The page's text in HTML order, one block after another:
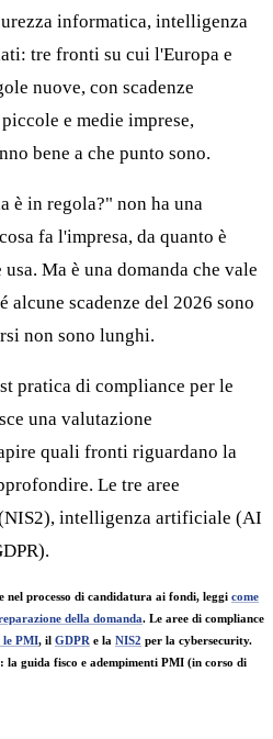
informatica, intelligenza
tre fronti su cui l'Europa e
nuove, con scadenze
e medie imprese,
bene a che punto sono.
è in regola?" non ha una
fa l'impresa, da quanto è
Ma è una domanda che vale
alcune scadenze del 2026 sono
non sono lunghi.
pratica di compliance per le
una valutazione
quali fronti riguardano la
Le tre aree
intelligenza artificiale (AI
nel processo di candidatura ai fondi, leggi come
della domanda. Le aree di compliance
le PMI, il GDPR e la NIS2 per la cybersecurity.
guida fisco e adempimenti PMI (in corso di